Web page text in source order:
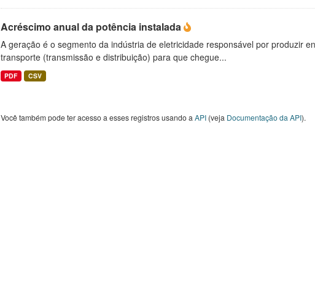
Acréscimo anual da potência instalada
A geração é o segmento da indústria de eletricidade responsável por produzir
transporte (transmissão e distribuição) para que chegue...
PDF CSV
Você também pode ter acesso a esses registros usando a API(veja Documentação da API).